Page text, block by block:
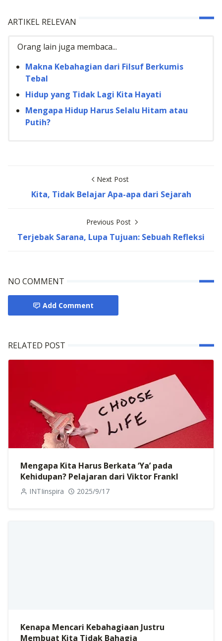
ARTIKEL RELEVAN
Orang lain juga membaca...
Makna Kebahagian dari Filsuf Berkumis
Tebal
Hidup yang Tidak Lagi Kita Hayati
Mengapa Hidup Harus Selalu Hitam atau
Putih?
Next Post
Kita, Tidak Belajar Apa-apa dari Sejarah
Previous Post
Terjebak Sarana, Lupa Tujuan: Sebuah Refleksi
NO COMMENT
Add Comment
RELATED POST
Mengapa Kita Harus Berkata ‘Ya’ pada
Kehidupan? Pelajaran dari Viktor Frankl
INTIinspira 2025/9/17
Kenapa Mencari Kebahagiaan Justru
Membuat Kita Tidak Bahagia